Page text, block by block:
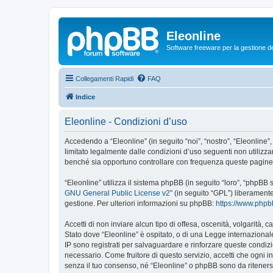
Eleonline
Software freeware per la gestione
Collegamenti Rapidi FAQ
Indice
Eleonline - Condizioni d’uso
Accedendo a “Eleonline” (in seguito “noi”, “nostro”,
limitato legalmente dalle condizioni d’uso seguenti non
benché sia opportuno controllare con frequenza queste
“Eleonline” utilizza il sistema phpBB (in seguito “loro”,
GNU General Public License v2” (in seguito “GPL”)
gestione. Per ulteriori informazioni su phpBB: https://
Accetti di non inviare alcun tipo di offesa, oscenità, volgarità,
Stato dove “Eleonline” è ospitato, o di una Legge
IP sono registrati per salvaguardare e rinforzare queste
necessario. Come fruitore di questo servizio, accetti che ogni
senza il tuo consenso, né “Eleonline” o phpBB sono da